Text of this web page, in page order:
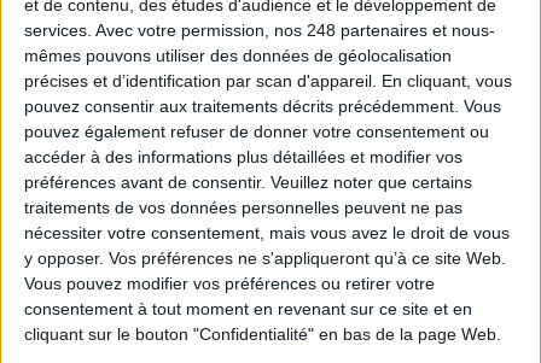
et de contenu, des études d'audience et le développement de
services. Avec votre permission, nos 248 partenaires et nous-
mêmes pouvons utiliser des données de géolocalisation
précises et d’identification par scan d'appareil. En cliquant, vous
pouvez consentir aux traitements décrits précédemment. Vous
pouvez également refuser de donner votre consentement ou
accéder à des informations plus détaillées et modifier vos
préférences avant de consentir. Veuillez noter que certains
traitements de vos données personnelles peuvent ne pas
nécessiter votre consentement, mais vous avez le droit de vous
y opposer. Vos préférences ne s'appliqueront qu’à ce site Web.
Vous pouvez modifier vos préférences ou retirer votre
consentement à tout moment en revenant sur ce site et en
cliquant sur le bouton "Confidentialité" en bas de la page Web.
Vers une suite collaborative sécurisée pour la
filière de défense européenne
OrangeLogic Executive Experience : image,
influence et performance, le 30 juin à Lille
Jalios dévoile une nouvelle version de sa suite